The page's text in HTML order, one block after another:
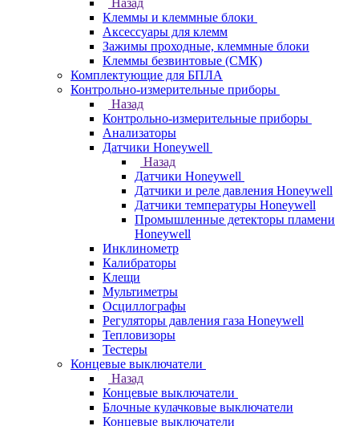
Назад
Клеммы и клеммные блоки
Аксессуары для клемм
Зажимы проходные, клеммные блоки
Клеммы безвинтовые (СМК)
Комплектующие для БПЛА
Контрольно-измерительные приборы
Назад
Контрольно-измерительные приборы
Анализаторы
Датчики Honeywell
Назад
Датчики Honeywell
Датчики и реле давления Honeywell
Датчики температуры Honeywell
Промышленные детекторы пламени
Honeywell
Инклинометр
Калибраторы
Клещи
Мультиметры
Осциллографы
Регуляторы давления газа Honeywell
Тепловизоры
Тестеры
Концевые выключатели
Назад
Концевые выключатели
Блочные кулачковые выключатели
Концевые выключатели